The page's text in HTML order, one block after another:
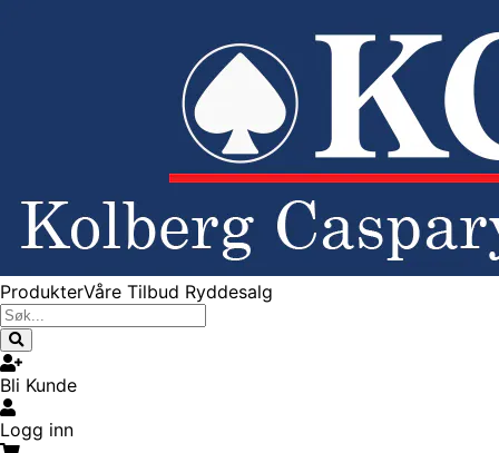
ProdukterVåre Tilbud Ryddesalg
Bli Kunde
Logg inn